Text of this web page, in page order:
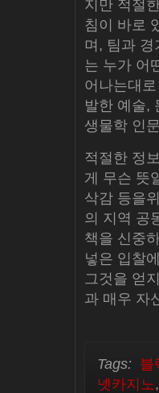
지만 적절
침이 바로
며, 팀과
는 누가 어
어나는대
발한 예술,
생물학 인
적절한 정
게 무슨 뜻
삭감 등을
의 지역 공
책을 신중
넣은 입찰
그것을 얻
과 매우 자
Tags: 블
넷카지노